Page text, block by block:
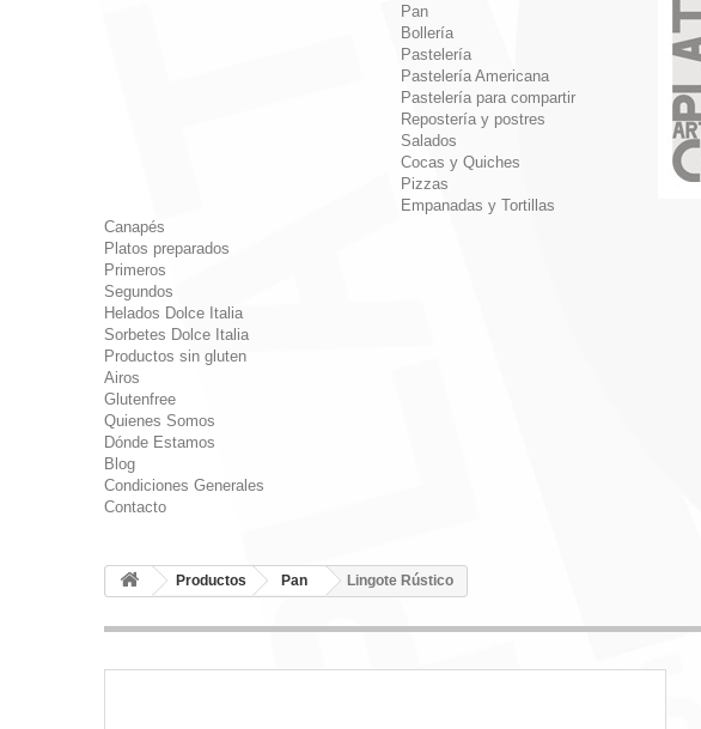
Pan
Bollería
Pastelería
Pastelería Americana
Pastelería para compartir
Repostería y postres
Salados
Cocas y Quiches
Pizzas
Empanadas y Tortillas
Canapés
Platos preparados
Primeros
Segundos
Helados Dolce Italia
Sorbetes Dolce Italia
Productos sin gluten
Airos
Glutenfree
Quienes Somos
Dónde Estamos
Blog
Condiciones Generales
Contacto
Productos Pan Lingote Rústico